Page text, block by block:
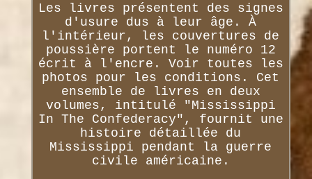
Les livres présentent des signes
d'usure dus à leur âge. À
l'intérieur, les couvertures de
poussière portent le numéro 12
écrit à l'encre. Voir toutes les
photos pour les conditions. Cet
ensemble de livres en deux
volumes, intitulé "Mississippi
In The Confederacy", fournit une
histoire détaillée du
Mississippi pendant la guerre
civile américaine.